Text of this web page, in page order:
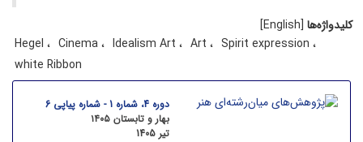
کلیدواژه‌ها [English]
Hegel
Cinema Idealism Art Art
Spirit expression
white Ribbon
دوره 4، شماره 1 - شماره پیاپی 6
بهار و تابستان ۱۴۰۵
تیر 1405